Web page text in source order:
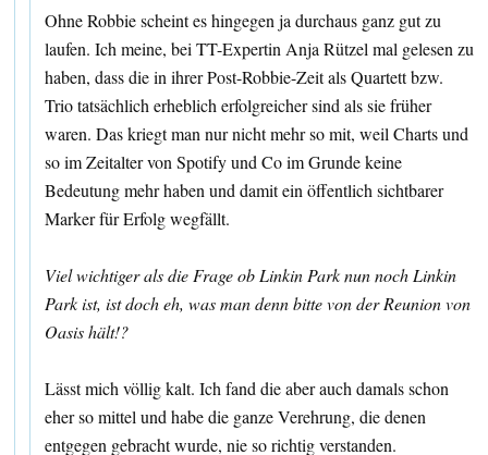
Ohne Robbie scheint es hingegen ja durchaus ganz gut zu
laufen. Ich meine, bei TT-Expertin Anja Rützel mal gelesen zu
haben, dass die in ihrer Post-Robbie-Zeit als Quartett bzw.
Trio tatsächlich erheblich erfolgreicher sind als sie früher
waren. Das kriegt man nur nicht mehr so mit, weil Charts und
so im Zeitalter von Spotify und Co im Grunde keine
Bedeutung mehr haben und damit ein öffentlich sichtbarer
Marker für Erfolg wegfällt.
Viel wichtiger als die Frage ob Linkin Park nun noch Linkin
Park ist, ist doch eh, was man denn bitte von der Reunion von
Oasis hält!?
Lässt mich völlig kalt. Ich fand die aber auch damals schon
eher so mittel und habe die ganze Verehrung, die denen
entgegen gebracht wurde, nie so richtig verstanden.